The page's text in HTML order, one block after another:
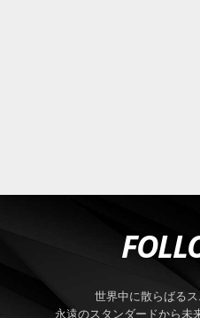
世界中に散らばる
永遠のスタンダードから未